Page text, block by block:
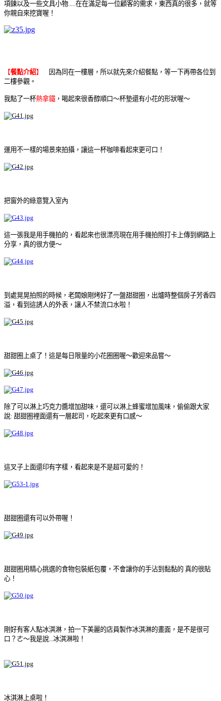
項鍊以及一些文具小物.....在在滿足每一位顧客的需求，東西真的很多，就等
你親自來挖寶喔！
【餐點介紹】
因為同在一樓層，所以就先來介紹餐點，等一下再帶各位到
二樓參觀 。
我點了一杯熱拿鐵 ，喝起來很香醇順口～杯墊還有小花的形狀喔～
運用不一樣的場景來拍攝，讓這一杯咖啡看起來更可口！
把窗外的綠意覽入室內
這一張我是用手機拍的，看起來也很漂亮現在用手機拍照打卡上傳到網路上
分享，真的很方便～
到處晃晃拍照的時候，老闆娘剛烤好了一盤甜甜圈，出爐時整個房子芳香四
溢，看到這誘人的外表，讓人不禁流口水啦！
甜甜圈上桌了！這是每日限量的小花圈圈喔～歡迎來品嘗～
除了可以淋上巧克力醬增加甜味，還可以淋上蜂蜜增加風味，偷偷跟大家
說: 甜甜圈裡面還有一層起司，吃起來更有口感～
這叉子上面還印有字樣，看起來是不是超可愛的！
甜甜圈還有可以外帶喔！
甜甜圈用精心挑選的食物包裝紙包覆，不會讓你的手沾到黏黏的 真的很貼
心！
剛好有客人點冰淇淋，拍一下美麗的店員製作冰淇淋的畫面，是不是很可
口？ㄜ～我是說...冰淇淋啦！
冰淇淋上桌啦！